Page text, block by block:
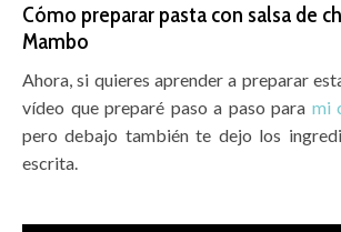
Cómo preparar pasta con salsa de
Mambo
Ahora, si quieres aprender a preparar
vídeo que preparé paso a paso para mi
pero debajo también te dejo los
escrita.